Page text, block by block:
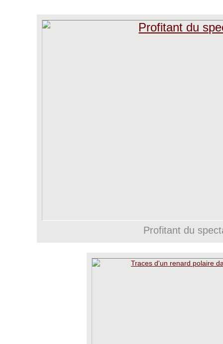
Profitant du